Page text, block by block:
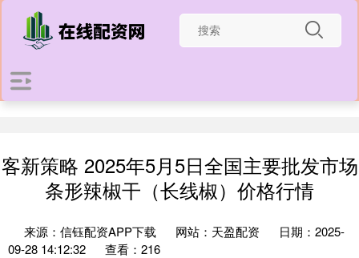
客新策略 2025年5月5日全国主要批发市场
条形辣椒干（长线椒）价格行情
来源：信钰配资APP下载 网站：天盈配资
日期：2025-
09-28 14:12:32
查看：216